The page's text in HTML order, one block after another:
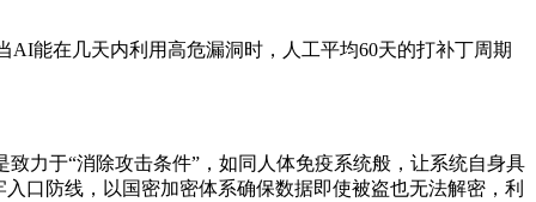
能在几天内利用高危漏洞时，人工平均60天的打补丁周期
力于“消除攻击条件”，如同人体免疫系统般，让系统自身具
口防线，以国密加密体系确保数据即使被盗也无法解密，利